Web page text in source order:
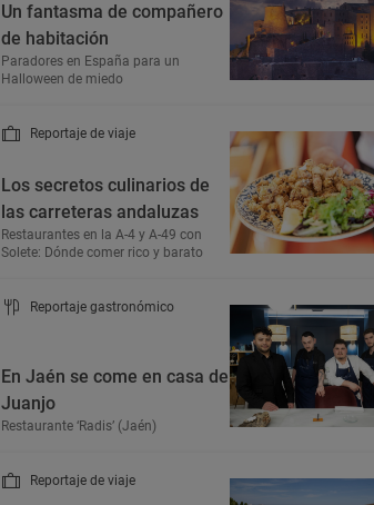
Un fantasma de compañero
de habitación
Paradores en España para un
Halloween de miedo
Reportaje de viaje
Los secretos culinarios de
las carreteras andaluzas
Restaurantes en la A-4 y A-49 con
Solete: Dónde comer rico y barato
Reportaje gastronómico
En Jaén se come en casa de
Juanjo
Restaurante ‘Radis’ (Jaén)
Reportaje de viaje